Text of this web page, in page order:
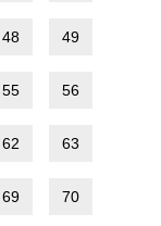
48 49
55 56
62 63
69 70